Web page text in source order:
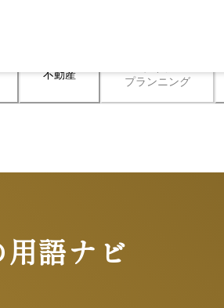
不動産
プランニング
語ナビ